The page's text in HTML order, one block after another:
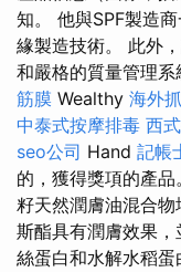
知。 他與SPF製造
緣製造技術。 此外
和嚴格的質量管理
筋膜 Wealthy 海外
中泰式按摩排毒 西
seo公司 Hand 記帳
的，獲得獎項的產品
籽天然潤膚油混合
斯酯具有潤膚效果，
絲蛋白和水解水稻蛋